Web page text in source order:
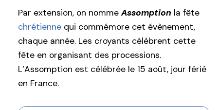
Par extension, on nommeAssomption la fête
chrétienne qui commémore cet évènement,
chaque année. Les croyants célèbrent cette
fête en organisant des processions.
L’Assomption est célébrée le 15 août, jour férié
en France.